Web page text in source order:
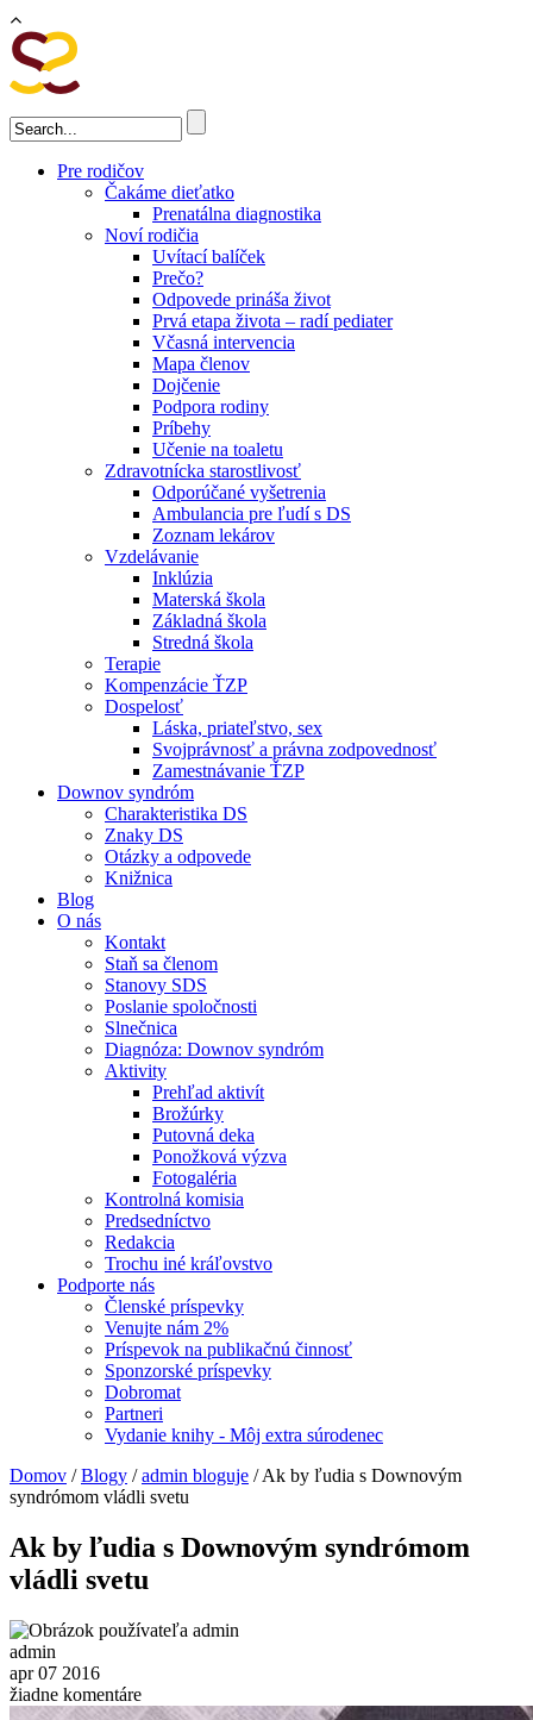
Skočiť na hlavný obsah
Vyhľadávanie
Pre rodičov
Čakáme dieťatko
Prenatálna diagnostika
Noví rodičia
Uvítací balíček
Prečo?
Odpovede prináša život
Prvá etapa života – radí pediater
Včasná intervencia
Mapa členov
Dojčenie
Podpora rodiny
Príbehy
Učenie na toaletu
Zdravotnícka starostlivosť
Odporúčané vyšetrenia
Ambulancia pre ľudí s DS
Zoznam lekárov
Vzdelávanie
Inklúzia
Materská škola
Základná škola
Stredná škola
Terapie
Kompenzácie ŤZP
Dospelosť
Láska, priateľstvo, sex
Svojprávnosť a právna zodpovednosť
Zamestnávanie ŤZP
Downov syndróm
Charakteristika DS
Znaky DS
Otázky a odpovede
Knižnica
Blog
O nás
Kontakt
Staň sa členom
Stanovy SDS
Poslanie spoločnosti
Slnečnica
Diagnóza: Downov syndróm
Aktivity
Prehľad aktivít
Brožúrky
Putovná deka
Ponožková výzva
Fotogaléria
Kontrolná komisia
Predsedníctvo
Redakcia
Trochu iné kráľovstvo
Podporte nás
Členské príspevky
Venujte nám 2%
Príspevok na publikačnú činnosť
Sponzorské príspevky
Dobromat
Partneri
Vydanie knihy - Môj extra súrodenec
Domov /Blogy /admin bloguje /Ak by ľudia s Downovým
syndrómom vládli svetu
Ak by ľudia s Downovým syndrómom
vládli svetu
admin
apr 07 2016
žiadne komentáre